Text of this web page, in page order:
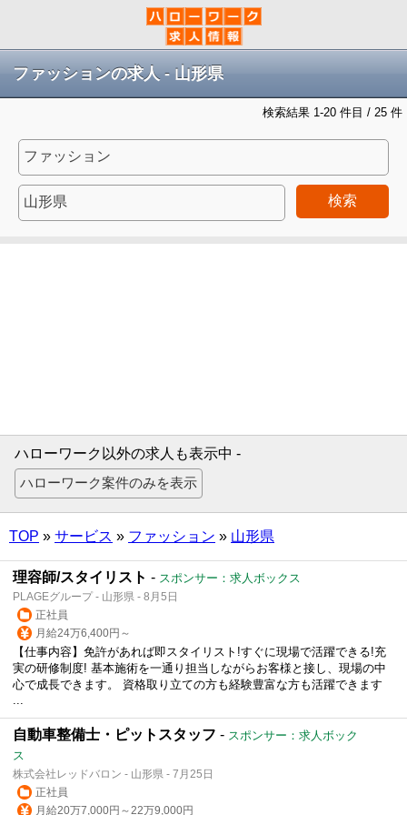
ファッションの求人 - 山形県
検索結果 1-20 件目 / 25 件
検索
ハローワーク以外の求人も表示中 -
TOP » サービス » ファッション » 山形県
理容師/スタイリスト - スポンサー：求人ボックス
PLAGEグループ - 山形県 - 8月5日
正社員
月給24万6,400円～
【仕事内容】免許があれば即スタイリスト!すぐに現場で活躍できる!充
実の研修制度! 基本施術を一通り担当しながらお客様と接し、現場の中
心で成長できます。 資格取り立ての方も経験豊富な方も活躍できます
自動車整備士・ピットスタッフ - スポンサー：求人ボック
ス
株式会社レッドバロン - 山形県 - 7月25日
正社員
月給20万7,000円～22万9,000円